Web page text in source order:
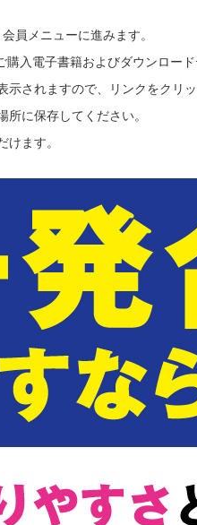
員メニューに進みます。
入電子書籍およびダウンロー
示されますので、リンクをクリ
に保存してください。
けます。